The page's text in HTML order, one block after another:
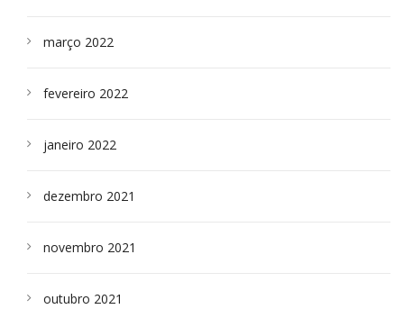
março 2022
fevereiro 2022
janeiro 2022
dezembro 2021
novembro 2021
outubro 2021